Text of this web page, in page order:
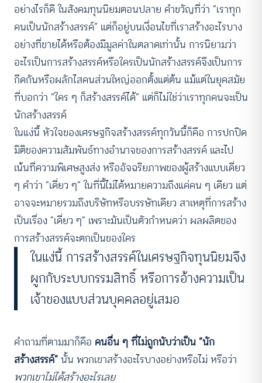
อย่างไรก็ดี ในสังคมทุนนิยมตอนปลาย คำขวัญที่ว่า “เราทุก
คนเป็นนักสร้างสรรค์” แต่ก็อยู่บนเงื่อนไขที่เราสร้างอะไรบาง
อย่างที่ขายได้หรือต้องมีมูลค่าในตลาดเท่านั้น การนิยามว่า
อะไรเป็นการสร้างสรรค์หรือใครเป็นนักสร้างสรรค์จึงเป็นการ
กีดกันหรือผลักไสคนส่วนใหญ่ออกตั้งแต่ต้น แม้แต่ในยุคสมัย
ที่บอกว่า “ใคร ๆ ก็สร้างสรรค์ได้” แต่ก็ไม่ใช่ว่าเราทุกคนจะเป็น
นักสร้างสรรค์
ในแง่นี้ หัวใจของเศรษฐกิจสร้างสรรค์ทุกวันนี้ก็คือ การปกปิด
มิติของความสัมพันธ์ทางอำนาจของการสร้างสรรค์ และไป
เน้นที่ความพิเศษสูงส่ง หรืออัจฉริยภาพของผู้สร้างแบบเดี่ยว
ๆ คำว่า “เดี่ยว ๆ” ในที่นี้ไม่ได้หมายความถึงแค่คน ๆ เดียว แต่
อาจจะหมายรวมถึงบริษัทหรือบรรษัทเดียว สาเหตุที่การสร้าง
เป็นเรื่อง “เดี่ยว ๆ” เพราะมันเป็นตัวกำหนดว่า ผลผลิตของ
การสร้างสรรค์จะตกเป็นของใคร
ในแง่นี้ การสร้างสรรค์ในเศรษฐกิจทุนนิยมจึง
ผูกกับระบบกรรมสิทธิ์ หรือการอ้างความเป็น
เจ้าของแบบส่วนบุคคลอยู่เสมอ
คำถามที่ตามมาก็คือ คนอื่น ๆ ที่ไม่ถูกนับว่าเป็น “นัก
สร้างสรรค์”นั้น พวกเขาสร้างอะไรบางอย่างหรือไม่ หรือว่า
พวกเขาไม่ได้สร้างอะไรเลย